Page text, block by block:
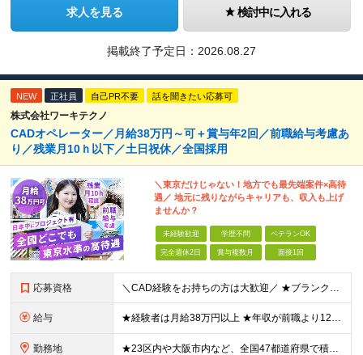
求人を見る 検討中に入れる
掲載終了予定日： 2026.08.27
NEW 正社員 自己PR不要 話を聞きたい応募可
株式会社ワーキテクノ
CADオペレーター／月給38万円～可＋賞与年2回／前職給与考慮あ
り／残業月10ｈ以下／土日祝休／全国採用
＼東京だけじゃない！地方でも最先端案件×高待
遇／ 地元に残りながらキャリアも、収入も上げ
ませんか？
未経験歓迎 学歴不問 ベテランOK
完全週休2日 賞与複数月 面接1回
応募資格 ＼CAD経験をお持ちの方は大歓迎／ ★ブランクがある方・スキルアップしたい方もOK！ ■人物重視の採用 ■転職回数不問 ■学歴不問 ＼こんな方にピッタリです／ ◆今よりもっとスキルを磨きたい ◆機
給与 ★経験者は月給38万円以上 ★年収が前職より120万円アップした実績あり ★前職の給与を最大限に考慮します！ 【経験者】 ■月給38万円～80万円＋各種手当＋賞与年2回 【未経験者/首都圏】 ■月
勤務地 ★23区内や大阪市内など、全国47都道府県で積極採用中！ ★直行直帰OK◎ ★U・Iターン歓迎 ★会社都合の転勤なし！ ご家族の転勤などに合わせた勤務先の変更はOK◎ ★大阪・東京・名古屋・福岡への引